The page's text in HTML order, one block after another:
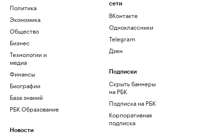
Политика
Экономика
Общество
Бизнес
Технологии и
медиа
Финансы
Биографии
База знаний
РБК Образование
Новости
сети
ВКонтакте
Одноклассники
Telegram
Дзен
Подписки
Скрыть баннеры
на РБК
Подписка на РБК
Корпоративная
подписка